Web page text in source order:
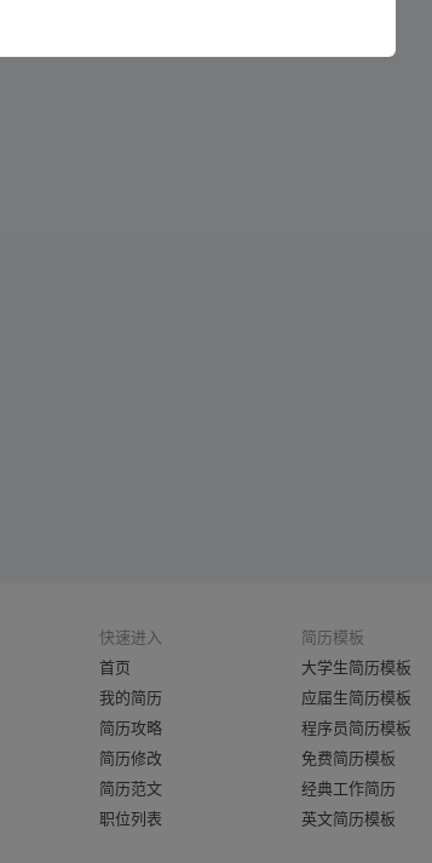
快速进入
首页
我的简历
简历攻略
简历修改
简历范文
职位列表
简历模板
大学生简历模板
应届生简历模板
程序员简历模板
免费简历模板
经典工作简历
英文简历模板